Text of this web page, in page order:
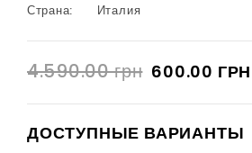
Страна:
Италия
4.590.00 грн 600.00 ГРН
ДОСТУПНЫЕ ВАРИАНТЫ